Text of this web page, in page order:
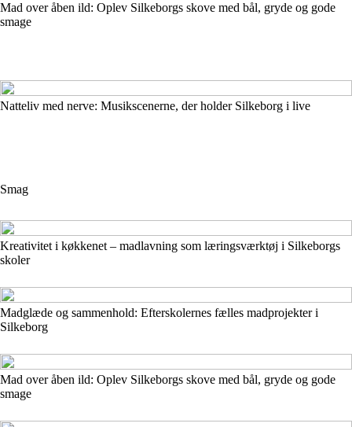
Mad over åben ild: Oplev Silkeborgs skove med bål, gryde og gode
smage
Natteliv med nerve: Musikscenerne, der holder Silkeborg i live
Smag
Kreativitet i køkkenet – madlavning som læringsværktøj i Silkeborgs
skoler
Madglæde og sammenhold: Efterskolernes fælles madprojekter i
Silkeborg
Mad over åben ild: Oplev Silkeborgs skove med bål, gryde og gode
smage